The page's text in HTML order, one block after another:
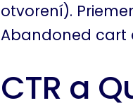
otvorení).
Abandoned cart
CTR a